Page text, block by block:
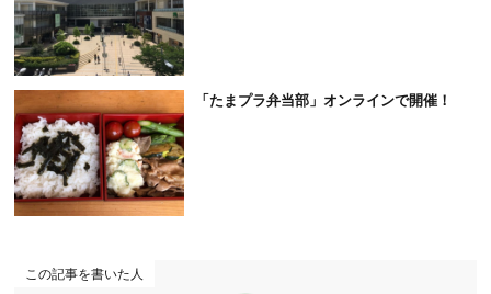
「たまプラ弁当部」オンラインで開催！
この記事を書いた人